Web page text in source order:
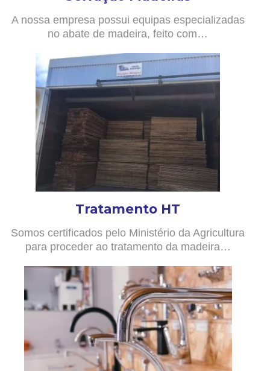
A nossa empresa possui equipas especializadas
no abate de madeira, feito com…
Tratamento HT
Somos certificados pelo Ministério da Agricultura
para proceder ao tratamento da madeira…